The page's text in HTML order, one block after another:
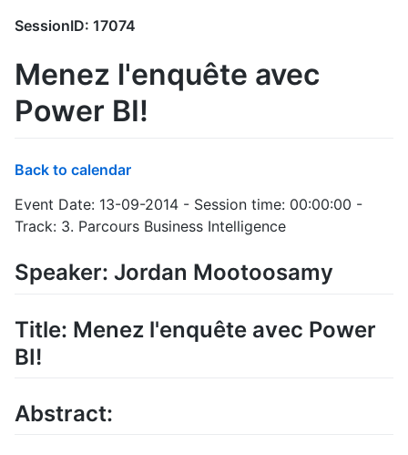
SessionID: 17074
Menez l'enquête avec
Power BI!
Back to calendar
Event Date: 13-09-2014 - Session time: 00:00:00 -
Track: 3. Parcours Business Intelligence
Speaker: Jordan Mootoosamy
Title: Menez l'enquête avec Power
BI!
Abstract: